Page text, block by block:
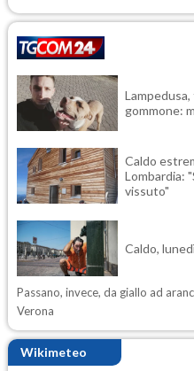
gommone:
Caldo
Lombardia:
vissuto"
Caldo,
Passano, invece, da giallo ad
Verona
Wikimeteo